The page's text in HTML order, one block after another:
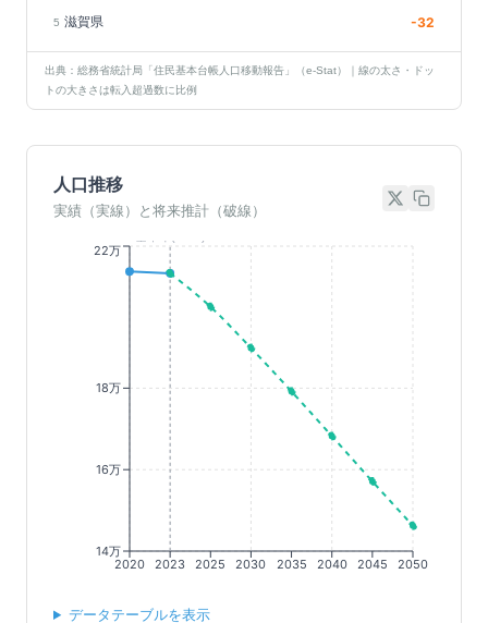
5 滋賀県 -32
出典：総務省統計局「住民基本台帳人口移動報告」（e-Stat）｜線の太さ・ドッ
トの大きさは転入超過数に比例
人口推移
実績（実線）と将来推計（破線）
2020 2023 2025 2030 2035 2040 2045 2050
14万
16万
18万
22万
データテーブルを表示